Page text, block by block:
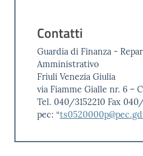
Contatti
Guardia di Finanza -
Amministrativo
Friuli Venezia Giulia
via Fiamme Gialle nr. 6 –
Tel. 040/3152210 Fax 040/
pec: “